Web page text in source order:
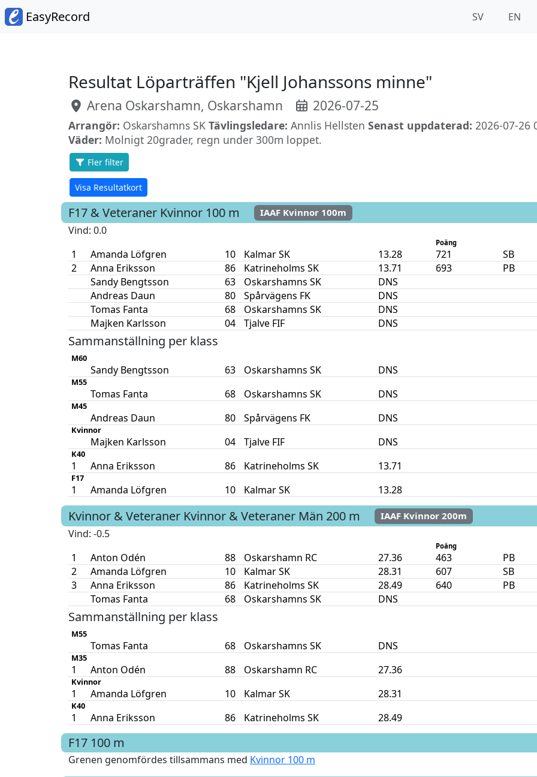
EasyRecord SV EN
Resultat Löparträffen "Kjell Johanssons minne"
Arena Oskarshamn, Oskarshamn 2026-07-25
Arrangör: Oskarshamns SK Tävlingsledare: Annlis Hellsten Senast uppdaterad: 2026-07-26
Väder: Molnigt 20grader, regn under 300m loppet.
Fler filter
Visa Resultatkort
F17 & Veteraner Kvinnor 100 m IAAF Kvinnor 100m
Vind: 0.0
Poäng
1 Amanda Löfgren 10 Kalmar SK 13.28 721
SB
2
Anna Eriksson 86 Katrineholms SK 13.71 693
PB
Sandy Bengtsson
63 Oskarshamns SK
DNS
Andreas Daun
80 Spårvägens FK
DNS
Tomas Fanta
68 Oskarshamns SK
DNS
Majken Karlsson
04 Tjalve FIF DNS
Sammanställning per klass
M60
Sandy Bengtsson 63 Oskarshamns SK DNS
M55
Tomas Fanta 68 Oskarshamns SK DNS
M45
Andreas Daun 80 Spårvägens FK DNS
Kvinnor
Majken Karlsson 04 Tjalve FIF DNS
K40
1 Anna Eriksson 86 Katrineholms SK 13.71
F17
1 Amanda Löfgren 10 Kalmar SK 13.28
Kvinnor & Veteraner Kvinnor & Veteraner Män 200 m IAAF Kvinnor 200m
Vind: -0.5
Poäng
1 Anton Odén 88 Oskarshamn RC 27.36 463
PB
2
Amanda Löfgren 10 Kalmar SK 28.31 607
SB
3
Anna Eriksson 86 Katrineholms SK 28.49 640
PB
Tomas Fanta
68 Oskarshamns SK DNS
Sammanställning per klass
M55
Tomas Fanta 68 Oskarshamns SK DNS
M35
1 Anton Odén 88 Oskarshamn RC 27.36
Kvinnor
1 Amanda Löfgren 10 Kalmar SK 28.31
K40
1 Anna Eriksson 86 Katrineholms SK 28.49
F17 100 m
Grenen genomfördes tillsammans med Kvinnor 100 m